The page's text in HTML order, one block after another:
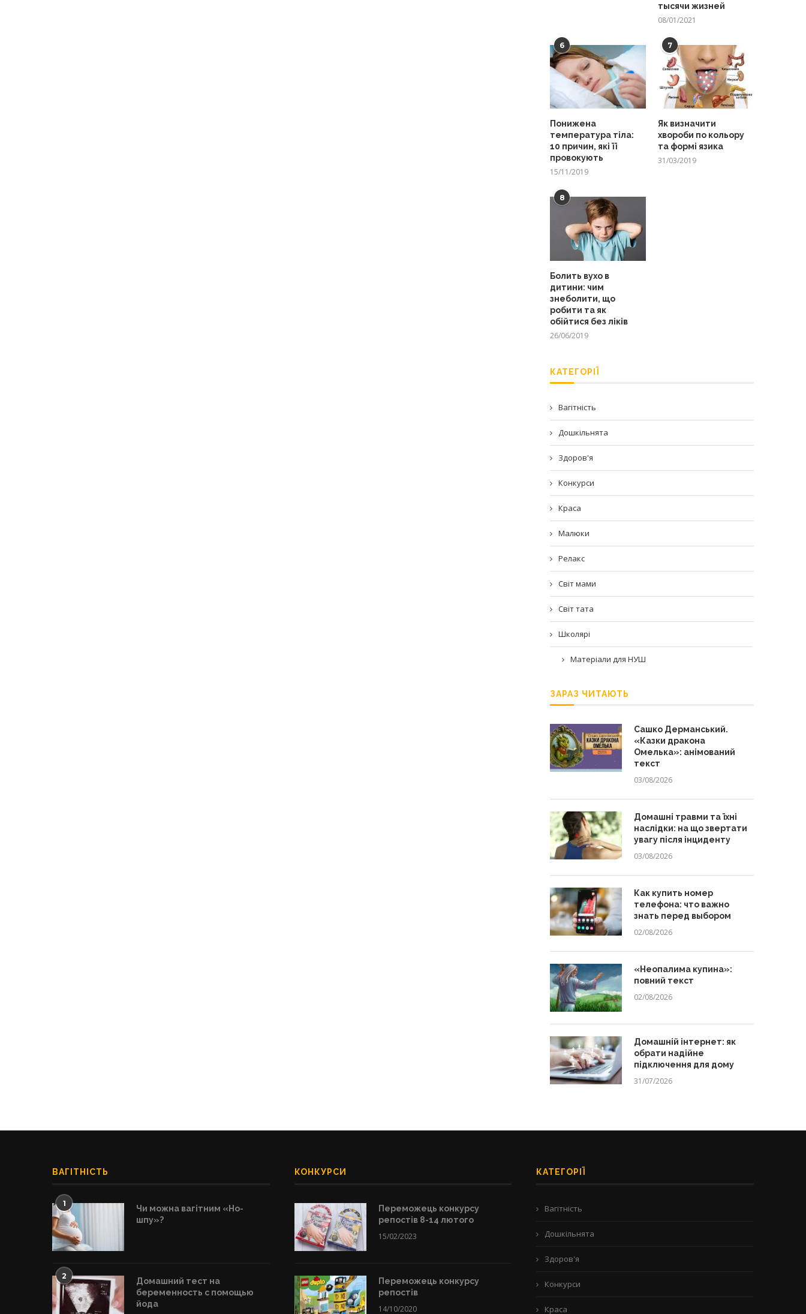
тысячи жизней
08/01/2021
6
Понижена
температура тіла:
10 причин, які її
провокують
15/11/2019
7
Як визначити
хвороби по кольору
та формі язика
31/03/2019
8
Болить вухо в
дитини: чим
знеболити, що
робити та як
обійтися без ліків
26/06/2019
КАТЕГОРІЇ
Вагітність
Дошкільнята
Здоров'я
Конкурси
Краса
Малюки
Релакс
Світ мами
Світ тата
Школярі
Матеріали для НУШ
ЗАРАЗ ЧИТАЮТЬ
Сашко Дерманський.
«Казки дракона
Омелька»: анімований
текст
03/08/2026
Домашні травми та їхні
наслідки: на що звертати
увагу після інциденту
03/08/2026
Как купить номер
телефона: что важно
знать перед выбором
02/08/2026
«Неопалима купина»:
повний текст
02/08/2026
Домашній інтернет: як
обрати надійне
підключення для дому
31/07/2026
ВАГІТНІСТЬ
1
Чи можна вагітним «Но-
шпу»?
2
Домашний тест на
беременность с помощью
йода
КОНКУРСИ
Переможець конкурсу
репостів 8-14 лютого
15/02/2023
Переможець конкурсу
репостів
14/10/2020
КАТЕГОРІЇ
Вагітність
Дошкільнята
Здоров'я
Конкурси
Краса